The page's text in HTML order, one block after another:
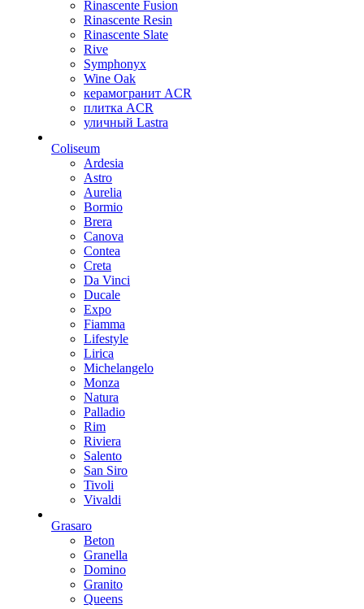
Rinascente Fusion
Rinascente Resin
Rinascente Slate
Rive
Symphonyx
Wine Oak
керамогранит ACR
плитка ACR
уличный Lastra
Coliseum
Ardesia
Astro
Aurelia
Bormio
Brera
Canova
Contea
Creta
Da Vinci
Ducale
Expo
Fiamma
Lifestyle
Lirica
Michelangelo
Monza
Natura
Palladio
Rim
Riviera
Salento
San Siro
Tivoli
Vivaldi
Grasaro
Beton
Granella
Domino
Granito
Queens